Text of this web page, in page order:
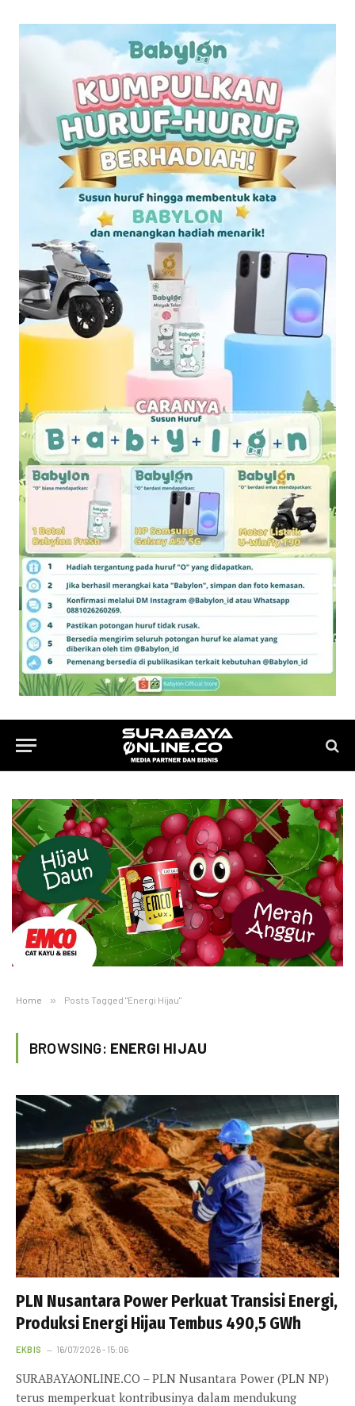
Home » Posts Tagged "Energi Hijau"
BROWSING: ENERGI HIJAU
PLN Nusantara Power Perkuat Transisi Energi,
Produksi Energi Hijau Tembus 490,5 GWh
EKBIS 16/07/2026 - 15:06
SURABAYAONLINE.CO – PLN Nusantara Power (PLN NP)
terus memperkuat kontribusinya dalam mendukung